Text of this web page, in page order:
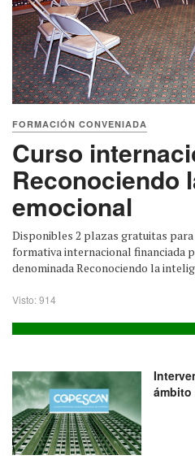
FORMACIÓN CONVENIADA
Curso
Reconociendo
emocional
Disponibles 2 plazas gratuitas
formativa internacional financiada
denominada Reconociendo la
Visto: 914